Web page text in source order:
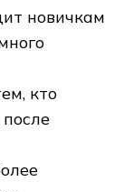
новичкам
кто